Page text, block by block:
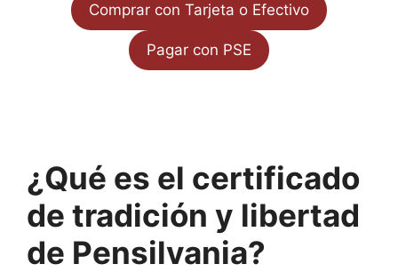
Comprar con Tarjeta o Efectivo
Pagar con PSE
¿Qué es el certificado
de tradición y libertad
de Pensilvania?